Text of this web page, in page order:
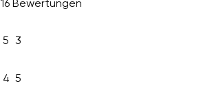
16 Bewertungen
5 3
4 5